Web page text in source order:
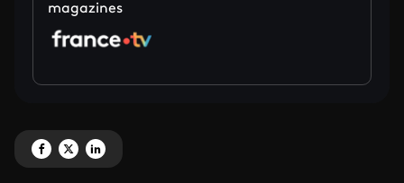
magazines
Partagez '[node:field_titre_bandeau:value]' sur Facebook
Partagez '[node:field_titre_bandeau:value]' sur X
Partagez '[node:field_titre_bandeau:value]' sur LinkedIn